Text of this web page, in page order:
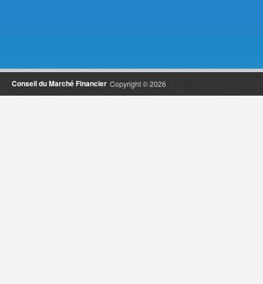
Copyright © 2026
Conseil du Marché Financier